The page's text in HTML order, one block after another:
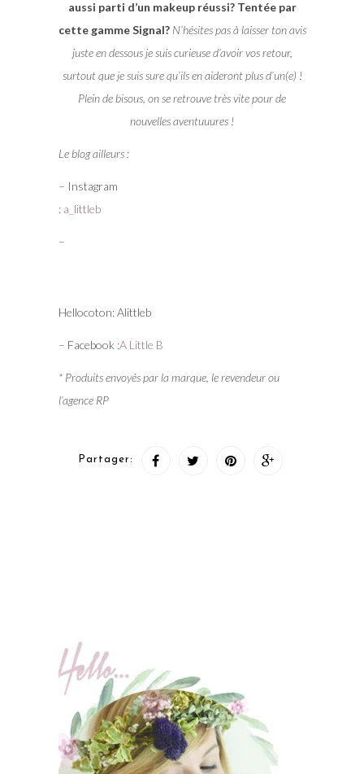
aussi parti d’un makeup réussi? Tentée par
cette gamme Signal? N’hésites pas à laisser ton avis
juste en dessous je suis curieuse d’avoir vos retour,
surtout que je suis sure qu’ils en aideront plus d’un(e) !
Plein de bisous, on se retrouve très vite pour de
nouvelles aventuuures !
Le blog ailleurs :
– Instagram
: a_littleb
–
Hellocoton: Alittleb
– Facebook :A Little B
* Produits envoyés par la marque, le revendeur ou
l’agence RP
Partager: